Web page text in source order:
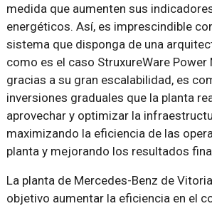
medida que aumenten sus
energéticos. Así, es imprescindible
sistema que disponga de una
como es el caso StruxureWare Power
gracias a su gran escalabilidad, es
inversiones graduales que la planta
aprovechar y optimizar la
maximizando la eficiencia de las
planta y mejorando los resultados
La planta de Mercedes-Benz de
objetivo aumentar la eficiencia en el